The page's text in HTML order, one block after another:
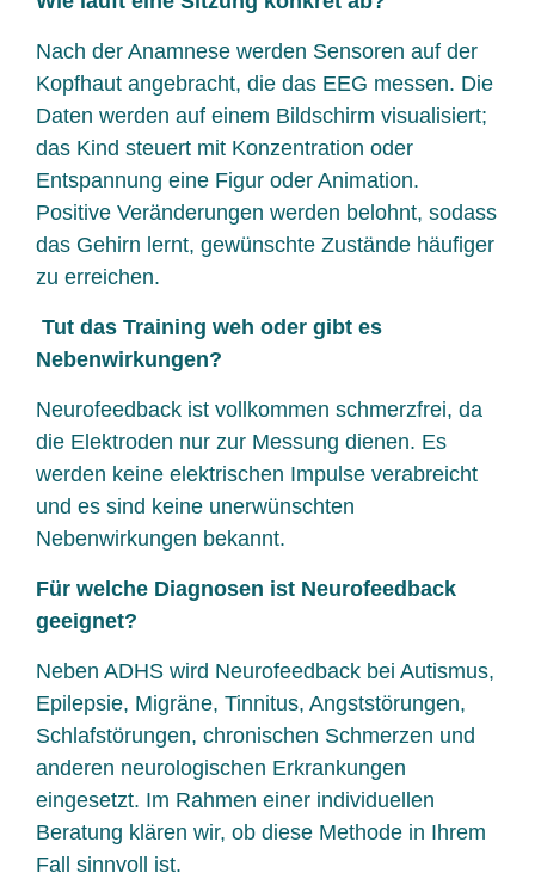
Nach der Anamnese werden Sensoren auf der
Kopfhaut angebracht, die das EEG messen. Die
Daten werden auf einem Bildschirm visualisiert;
das Kind steuert mit Konzentration oder
Entspannung eine Figur oder Animation.
Positive Veränderungen werden belohnt, sodass
das Gehirn lernt, gewünschte Zustände häufiger
zu erreichen.
Tut das Training weh oder gibt es
Nebenwirkungen?
Neurofeedback ist vollkommen schmerzfrei, da
die Elektroden nur zur Messung dienen. Es
werden keine elektrischen Impulse verabreicht
und es sind keine unerwünschten
Nebenwirkungen bekannt.
Für welche Diagnosen ist Neurofeedback
geeignet?
Neben ADHS wird Neurofeedback bei Autismus,
Epilepsie, Migräne, Tinnitus, Angststörungen,
Schlafstörungen, chronischen Schmerzen und
anderen neurologischen Erkrankungen
eingesetzt. Im Rahmen einer individuellen
Beratung klären wir, ob diese Methode in Ihrem
Fall sinnvoll ist.